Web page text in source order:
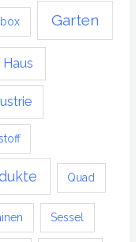
Garten
Haus
Quad
Sessel